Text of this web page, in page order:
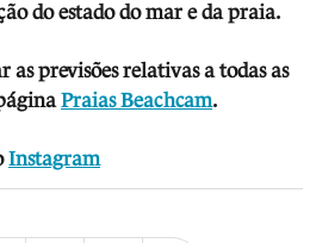
do estado do mar e da praia.
previsões relativas a todas as
Praias Beachcam.
Instagram